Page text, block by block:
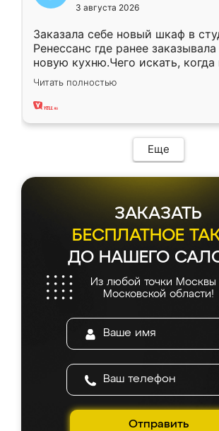
3 августа 2026
Заказала себе новый шкаф в
Ренессанс где ранее
новую кухню.Чего искать,
вполне довольна. Служит кухня
два года, нареканий нет.
Читать полностью
Еще
ЗАКАЗАТЬ
БЕСПЛАТНОЕ
ДО НАШЕГО
Из любой точки Москвы
Московской области!
Отправить